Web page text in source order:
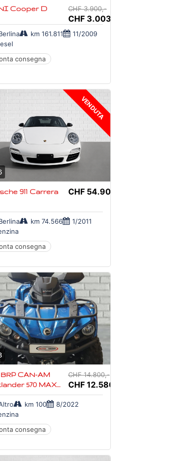
Cooper D CHF 3.900,-
CHF 3.003,-
km 161.811
11/2009
consegna
VENDUTA
911 Carrera
CHF 54.900,-
km 74.566
1/2011
consegna
570 MAX
CHF 14.800,-
CHF 12.580,-
km 100
8/2022
consegna